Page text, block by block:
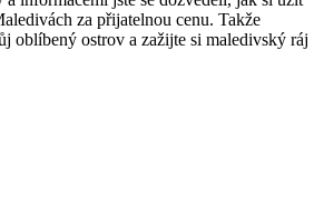
za přijatelnou cenu. Takže
oblíbený ostrov a zažijte si maledivský ‍ráj